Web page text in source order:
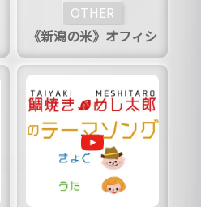
OTHER
《新潟の米》オフィシ
ャルグッツ販売